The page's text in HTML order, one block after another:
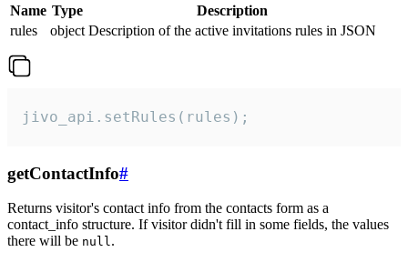
Name Type
Description
rules
object Description of the active invitations rules in JSON
jivo_api.setRules(rules);
getContactInfo#
Returns visitor's contact info from the contacts form as a
contact_info structure. If visitor didn't fill in some fields, the values
there will be null.